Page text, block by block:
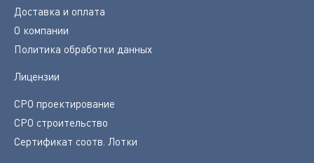
Доставка и оплата
О компании
Политика обработки данных
Лицензии
СРО проектирование
СРО строительство
Сертификат соотв. Лотки